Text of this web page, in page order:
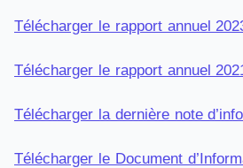
Télécharger le rapport annuel
Télécharger le rapport annuel
Télécharger la dernière note
Télécharger le Document